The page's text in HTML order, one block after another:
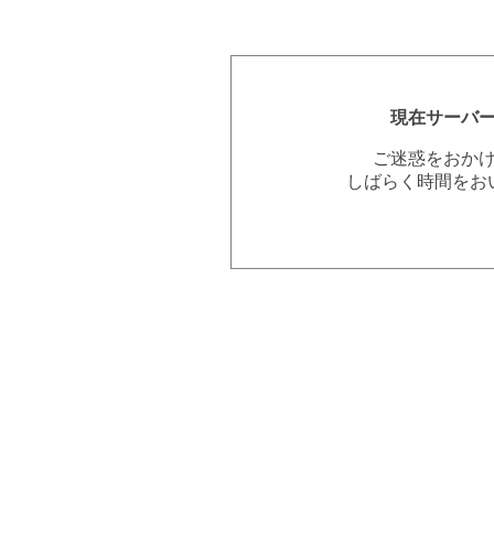
現在サーバ
ご迷惑をおか
しばらく時間を